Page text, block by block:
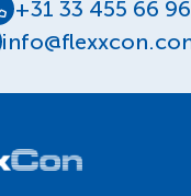
+31 33 455 66 96